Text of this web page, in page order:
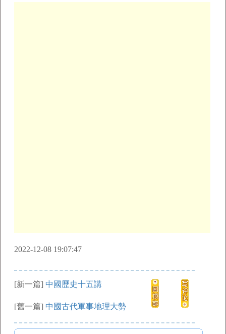
2022-12-08 19:07:47
[新一篇] 中國歷史十五講
[舊一篇] 中國古代軍事地理大勢